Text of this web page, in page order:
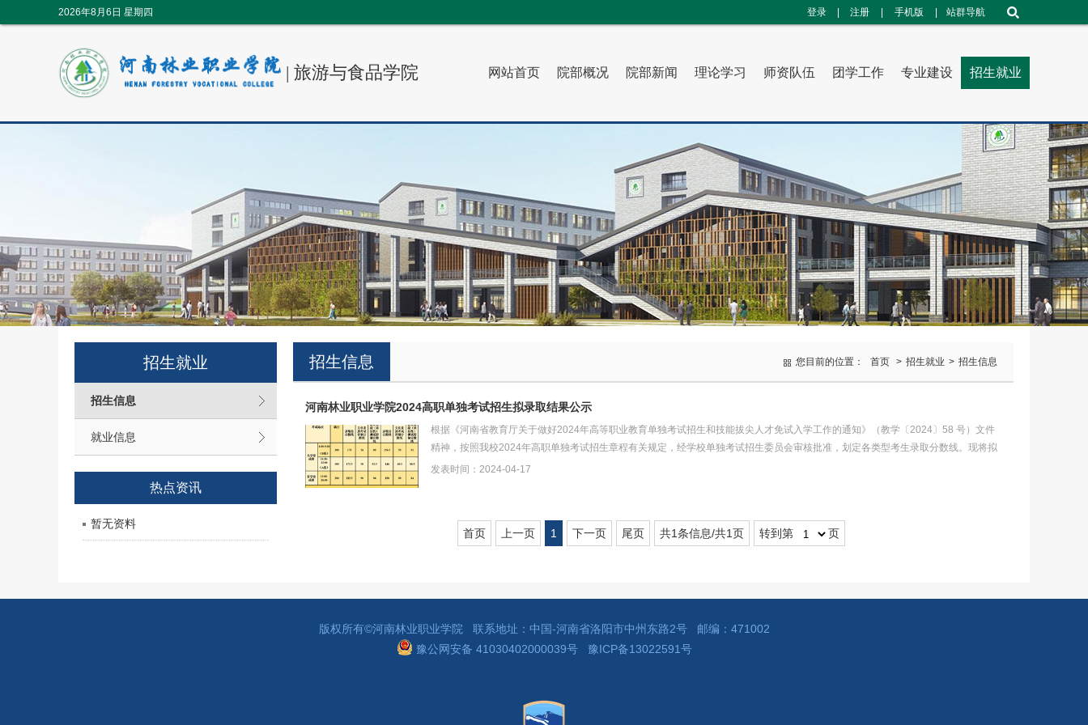
登录 注册 手机版 站群导航
2026年8月6日 星期四
| 旅游与食品学院 网站首页 院部概况 院部新闻 理论学习 师资队伍 团学工作 专业建设 招生就业
招生就业
招生信息
就业信息
热点资讯
暂无资料
您目前的位置： 首页 > 招生就业 > 招生信息
招生信息
河南林业职业学院2024高职单独考试招生拟录取结果公示
根据《河南省教育厅关于做好2024年高等职业教育单独考试招生和技能拔尖人才免试入学工作的通知》（教学〔2024〕58 号）文件
精神，按照我校2024年高职单独考试招生章程有关规定，经学校单独考试招生委员会审核批准，划定各类型考生录取分数线。现将拟
录取结果公示如下：一、...
发表时间：2024-04-17
首页 上一页 1 下一页 尾页 共1条信息/共1页 转到第 页
版权所有©河南林业职业学院 联系地址：中国-河南省洛阳市中州东路2号 邮编：471002
豫公网安备 41030402000039号
豫ICP备13022591号